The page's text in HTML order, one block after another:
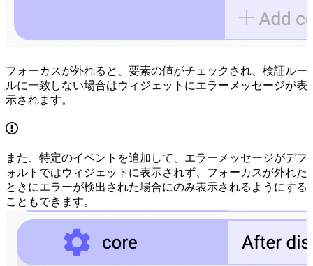
フォーカスが外れると、要素の値がチェックされ、検証ルー
ルに一致しない場合はウィジェットにエラーメッセージが表
示されます。
また、特定のイベントを追加して、エラーメッセージがデフ
ォルトではウィジェットに表示されず、フォーカスが外れた
ときにエラーが検出された場合にのみ表示されるようにする
こともできます。